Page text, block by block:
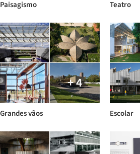
Paisagismo Teatro
+ 4
Grandes vãos Escolar